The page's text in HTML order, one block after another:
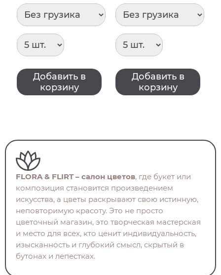
Добавить в
корзину
Добавить в
корзину
FLORA & FLIRT – салон цветов, где букет или
композиция становится произведением
искусства, а цветы раскрывают свою истинную,
неповторимую красоту. Это не просто
цветочный магазин, это творческая мастерская
и место для всех, кто ценит индивидуальность,
изысканность и глубокий смысл, скрытый в
бутонах и лепестках.